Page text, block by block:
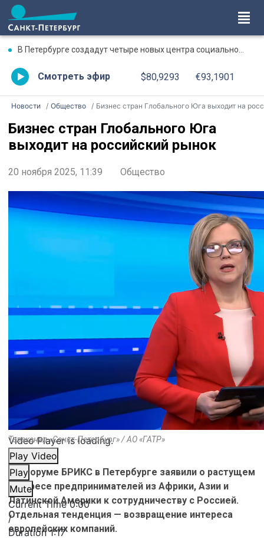
В Петербурге создадут четыре новых центра социального обслуживания
Смотреть эфир $80,9293 €93,1901
Новости Общество Бизнес стран Глобального Юга выходит на российский рынок
Бизнес стран Глобального Юга
выходит на российский рынок
20 ноября 2025, 11:39 Общество
Video Player is loading.
Play Video
Play
Mute
Current Time0:00
/
Duration1:17
Телеканал «Санкт-Петербург» / АО «ГАТР»
На форуме БРИКС в Петербурге заявили о растущем
интересе предпринимателей из Африки, Азии и
Латинской Америки к сотрудничеству с Россией.
Отдельная тенденция — возвращение интереса
европейских компаний.